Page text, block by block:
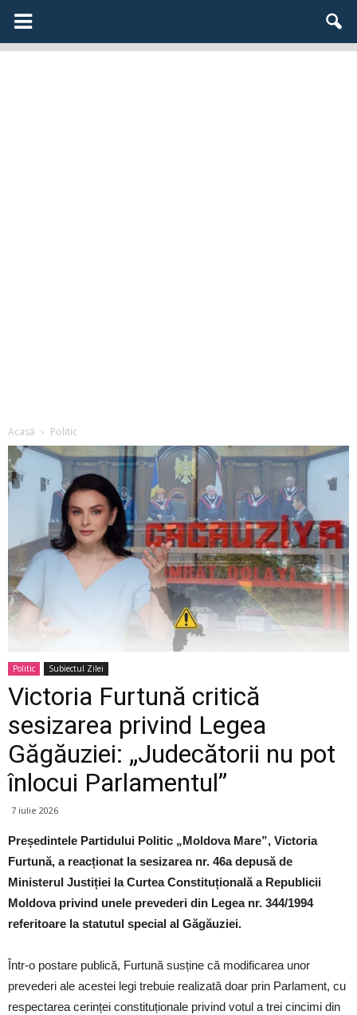
Acasă Politic
Politic Subiectul Zilei
Victoria Furtună critică
sesizarea privind Legea
Găgăuziei: „Judecătorii nu pot
înlocui Parlamentul”
7 iulie 2026
Președintele Partidului Politic „Moldova Mare”, Victoria
Furtună, a reacționat la sesizarea nr. 46a depusă de
Ministerul Justiției la Curtea Constituțională a Republicii
Moldova privind unele prevederi din Legea nr. 344/1994
referitoare la statutul special al Găgăuziei.
Într-o postare publică, Furtună susține că modificarea unor
prevederi ale acestei legi trebuie realizată doar prin Parlament, cu
respectarea cerinței constituționale privind votul a trei cincimi din